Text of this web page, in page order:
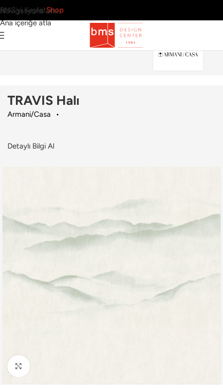
Navigasyona atla
Ana içeriğe atla
BMS’yi KeşfetShop
Armani/Casa›TRAVIS Halı
TRAVIS Halı
Armani/Casa
Detaylı Bilgi Al
Büyütmek için tıklayın